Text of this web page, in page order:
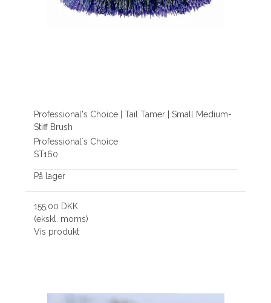
Professional's Choice | Tail Tamer | Small Medium-
Stiff Brush
Professional´s Choice
ST160
På lager
155,00 DKK
(ekskl. moms)
Vis produkt